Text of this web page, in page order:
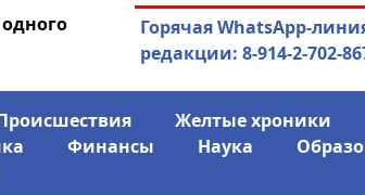
04.08.2026Маринычев у
Горячая WhatsApp-
редакции: 8-914-2-702-
Желтые хроники
Финансы Наука